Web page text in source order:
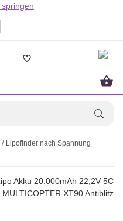
bis 14.00Uhr werden
Lipofinder nach Spannung